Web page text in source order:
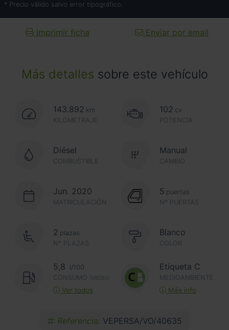
Más detalles sobre este vehículo
143.892 km
KILOMETRAJE
102 cv
POTENCIA
Diésel
COMBUSTIBLE CAMBIO
Manual
Jun. 2020
MATRICULACIÓN Nº PUERTAS
5 puertas
Nº PLAZAS
2 plazas Blanco
COLOR
5,8
l/100
CONSUMO
(MEDIO)
Ver todos
Etiqueta C
MEDIOAMBIENTE
Más info
Referencia: VEPERSA/VO/40635
* Precio válido salvo error tipográfico.
Imprimir ficha Enviar por email